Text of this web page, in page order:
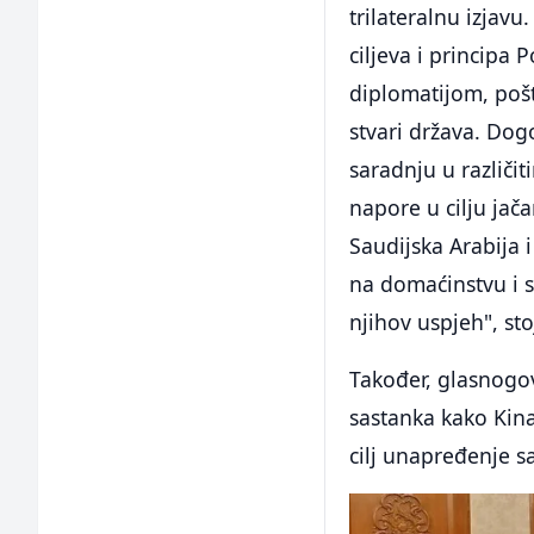
trilateralnu izjavu.
ciljeva i principa
diplomatijom,
stvari država.
saradnju u
napore u cilju
Saudijska Arabija
na domaćinstvu i
njihov uspjeh",
Također,
sastanka kako
cilj unapređenje